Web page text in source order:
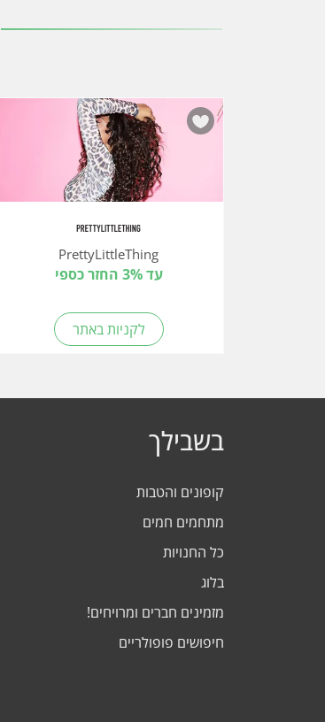
PrettyLittleThing
עד 3% החזר כספי
לקניות באתר
בשבילך
קופונים והטבות
מתחמים חמים
כל החנויות
בלוג
מזמינים חברים ומרויחים!
חיפושים פופולריים